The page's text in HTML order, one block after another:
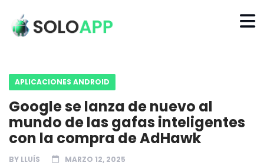
APLICACIONES ANDROID
Google se lanza de nuevo al
mundo de las gafas inteligentes
con la compra de AdHawk
BY LLUÍS MARZO 12, 2025